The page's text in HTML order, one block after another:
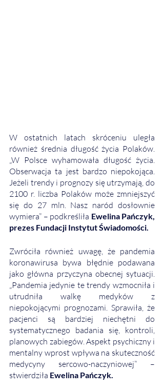
W ostatnich latach skróceniu uległa
również średnia długość życia Polaków.
„W Polsce wyhamowała długość życia.
Obserwacja ta jest bardzo niepokojąca.
Jeżeli trendy i prognozy się utrzymają, do
2100 r. liczba Polaków może zmniejszyć
się do 27 mln. Nasz naród dosłownie
wymiera” – podkreśliła Ewelina Pańczyk,
prezes Fundacji Instytut Świadomości.
Zwróciła również uwagę, że pandemia
koronawirusa bywa błędnie podawana
jako główna przyczyna obecnej sytuacji.
„Pandemia jedynie te trendy wzmocniła i
utrudniła walkę medyków z
niepokojącymi prognozami. Sprawiła, że
pacjenci są bardziej niechętni do
systematycznego badania się, kontroli,
planowych zabiegów. Aspekt psychiczny i
mentalny wprost wpływa na skuteczność
medycyny sercowo-naczyniowej” –
stwierdziła Ewelina Pańczyk.